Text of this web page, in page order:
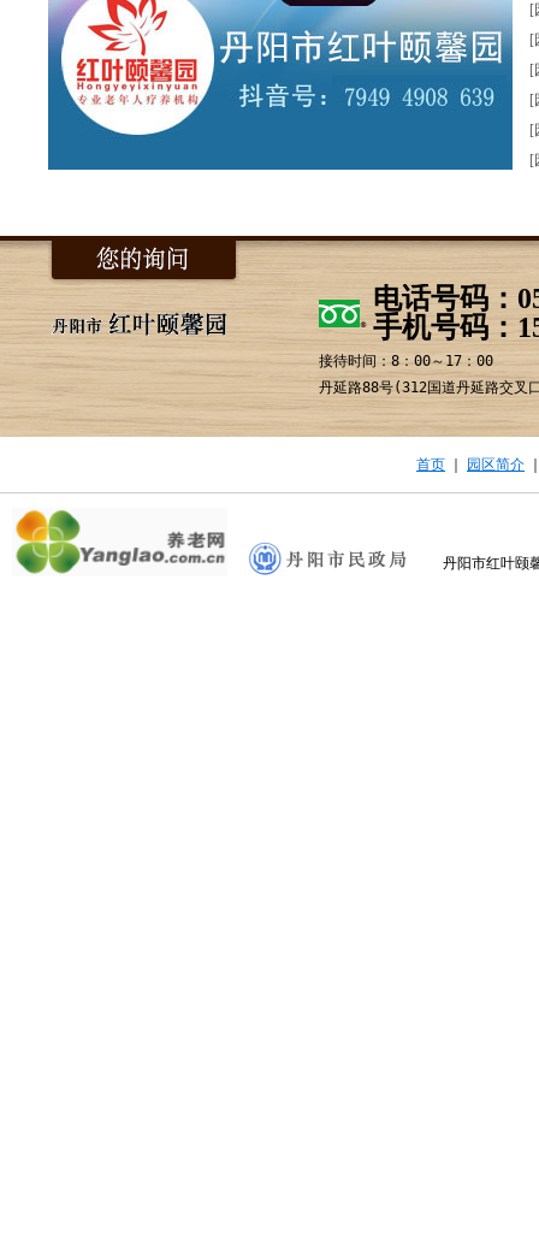
[
[
[
[
[
[
电话号码：
手机号码：
接待时间：8：00～17：00
丹延路88号(312国道丹延路交叉
首页 园区简介
丹阳市红叶颐